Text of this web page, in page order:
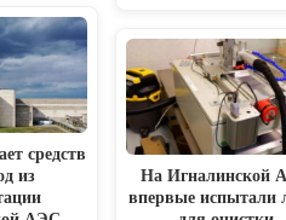
средств
из
На Игналинской
впервые испытали